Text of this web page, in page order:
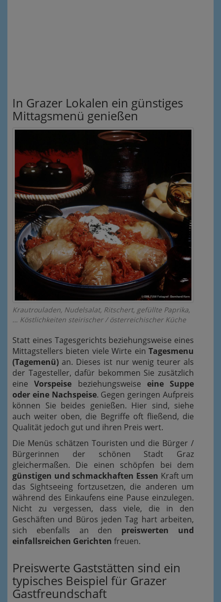
In Grazer Lokalen ein günstiges
Mittagsmenü genießen
Krautrouladen, Nudelsalat, Ritschert, gefüllte Paprika,
… Köstlichkeiten steirischer / österreichischer Küche
Statt eines Tagesgerichts beziehungsweise eines
Mittagstellers bieten viele Wirte ein Tagesmenu
(Tagemenü) an. Dieses ist nur wenig teurer als
der Tagesteller, dafür bekommen Sie zusätzlich
eineVorspeise beziehungsweise eine Suppe
oder eine Nachspeise. Gegen geringen Aufpreis
können Sie beides genießen. Hier sind, siehe
auch weiter oben, die Begriffe oft fließend, die
Qualität jedoch gut und ihren Preis wert.
Die Menüs schätzen Touristen und die Bürger /
Bürgerinnen der schönen Stadt Graz
gleichermaßen. Die einen schöpfen bei dem
günstigen und schmackhaften Essen Kraft um
das Sightseeing fortzusetzen, die anderen um
während des Einkaufens eine Pause einzulegen.
Nicht zu vergessen, dass viele, die in den
Geschäften und Büros jeden Tag hart arbeiten,
sich ebenfalls an den preiswerten und
einfallsreichen Gerichten freuen.
Preiswerte Gaststätten sind ein
typisches Beispiel für Grazer
Gastfreundschaft